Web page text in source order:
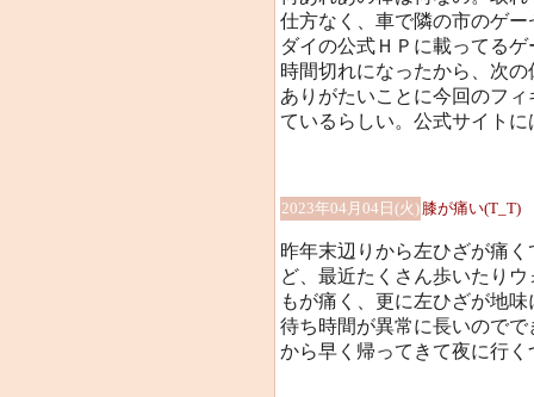
仕方なく、車で隣の市のゲ
ダイの公式ＨＰに載ってる
時間切れになったから、次
ありがたいことに今回のフ
ているらしい。公式サイト
2023年04月04日(火) 膝が痛い(T_T)
昨年末辺りから左ひざが痛
ど、最近たくさん歩いたり
もが痛く、更に左ひざが地
待ち時間が異常に長いので
から早く帰ってきて夜に行